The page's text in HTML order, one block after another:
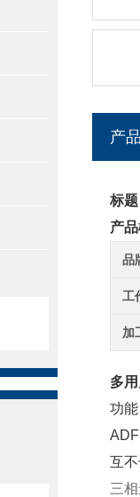
产
标
产
品
工
加
多
功
互
三